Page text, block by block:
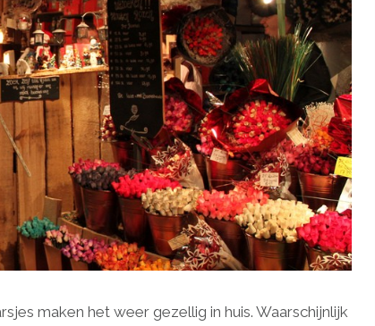
maken het weer gezellig in huis. Waarschijnlijk